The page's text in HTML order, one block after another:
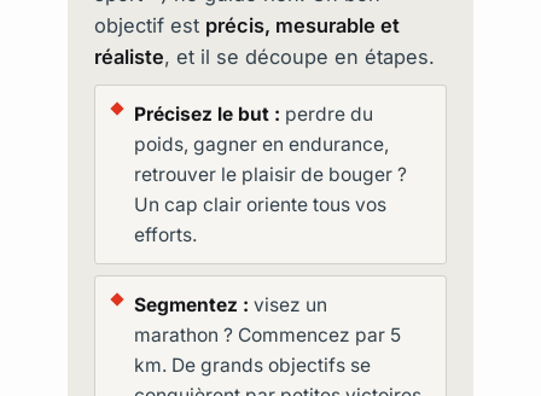
objectif est précis, mesurable et
réaliste, et il se découpe en étapes.
Précisez le but : perdre du
poids, gagner en endurance,
retrouver le plaisir de bouger ?
Un cap clair oriente tous vos
efforts.
Segmentez : visez un
marathon ? Commencez par 5
km. De grands objectifs se